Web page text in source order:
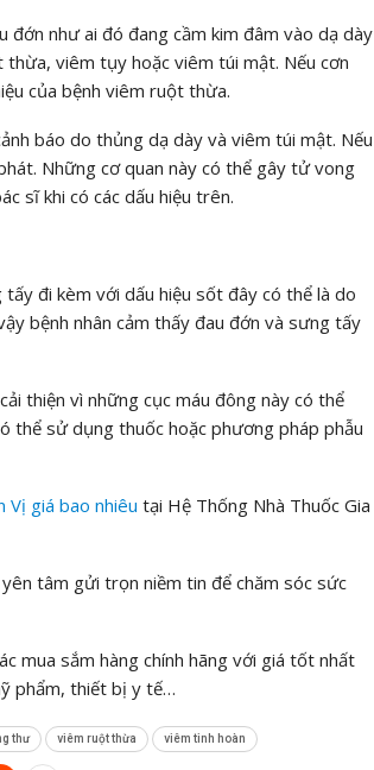
đớn như ai đó đang cầm kim đâm vào dạ dày
viêm tụy hoặc viêm túi mật. Nếu cơn
của bệnh viêm ruột thừa.
báo do thủng dạ dày và viêm túi mật. Nếu
Những cơ quan này có thể gây tử vong
sĩ khi có các dấu hiệu trên.
đi kèm với dấu hiệu sốt đây có thể là do
bệnh nhân cảm thấy đau đớn và sưng tấy
thiện vì những cục máu đông này có thể
thể sử dụng thuốc hoặc phương pháp phẫu
Vị giá bao nhiêu tại Hệ Thống Nhà Thuốc Gia
tâm gửi trọn niềm tin để chăm sóc sức
mua sắm hàng chính hãng với giá tốt nhất
phẩm, thiết bị y tế…
thư viêm ruột thừa viêm tinh hoàn